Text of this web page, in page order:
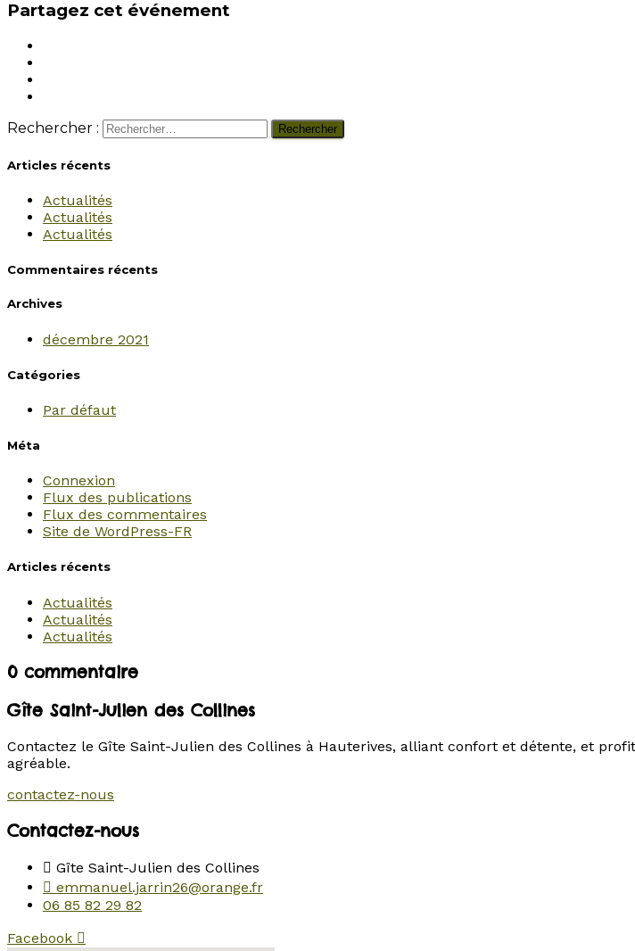
Partagez cet événement
Rechercher :
Articles récents
Actualités
Actualités
Actualités
Commentaires récents
Archives
décembre 2021
Catégories
Par défaut
Méta
Connexion
Flux des publications
Flux des commentaires
Site de WordPress-FR
Articles récents
Actualités
Actualités
Actualités
0 commentaire
Gîte Saint-Julien des Collines
Contactez le Gîte Saint-Julien des Collines à Hauterives, alliant confort et détente, et
agréable.
contactez-nous
Contactez-nous
Gîte Saint-Julien des Collines
emmanuel.jarrin26@orange.fr
06 85 82 29 82
Facebook